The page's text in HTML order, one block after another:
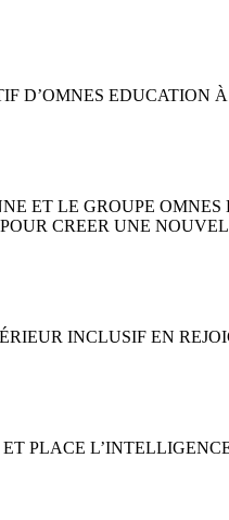
D’OMNES EDUCATION
ET LE GROUPE
CREER UNE
INCLUSIF EN
PLACE